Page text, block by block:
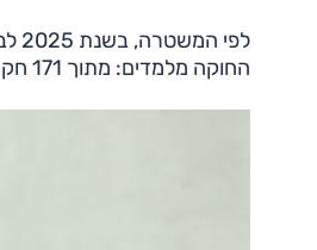
החוקה מלמדים: מתוך 171 חקירות שנפתחו מאז חקיקת חוק גביית דמי חסות ב-2023 — רק 12 תורגמו לכתבי אישום.